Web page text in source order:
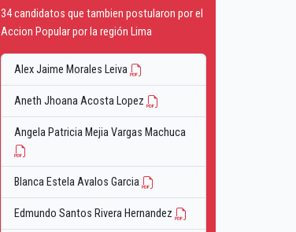
34 candidatos que tambien postularon por el
Accion Popular por la región Lima
Alex Jaime Morales Leiva
Aneth Jhoana Acosta Lopez
Angela Patricia Mejia Vargas Machuca
Blanca Estela Avalos Garcia
Edmundo Santos Rivera Hernandez